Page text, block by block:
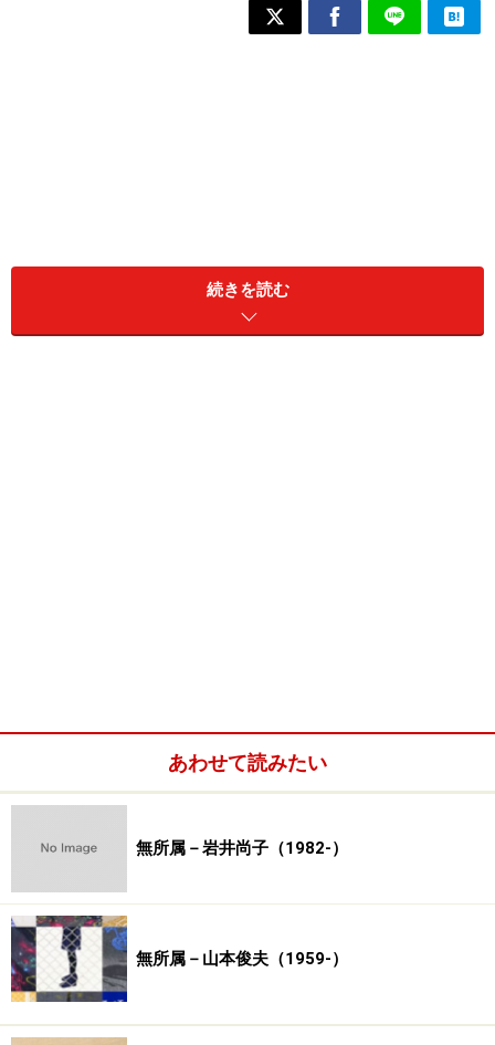
続きを読む
あわせて読みたい
無所属－岩井尚子（1982-）
無所属－山本俊夫（1959-）